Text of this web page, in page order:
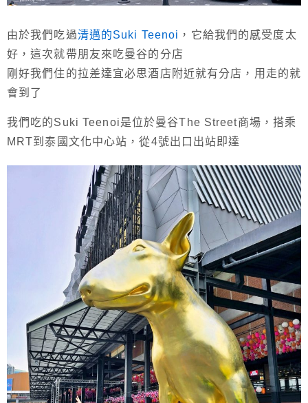
由於我們吃過清邁的Suki Teenoi ，它給我們的感受度太
好，這次就帶朋友來吃曼谷的分店
剛好我們住的拉差達宜必思酒店附近就有分店，用走的就
會到了
我們吃的Suki Teenoi是位於曼谷The Street商場，搭乘
MRT到泰國文化中心站，從4號出口出站即達